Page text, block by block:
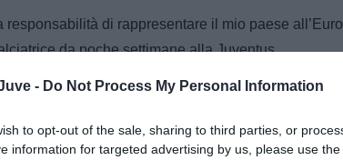
- Do Not Process My Personal Information
to opt-out of the sale, sharing to third parties, or
information for targeted advertising by us, please use
di rappresentare il mio paese
da poche settimane alla Juventus.